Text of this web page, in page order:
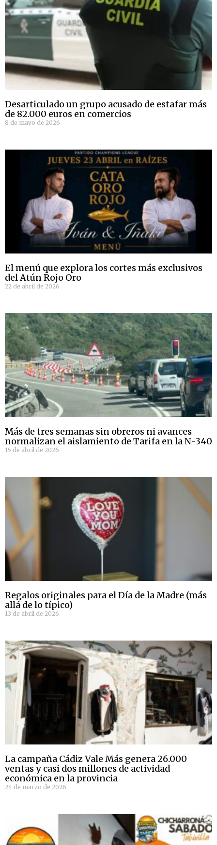
Desarticulado un grupo acusado de estafar más
de 82.000 euros en comercios
8 de mayo de 2026
El menú que explora los cortes más exclusivos
del Atún Rojo Oro
22 de abril de 2026
Más de tres semanas sin obreros ni avances
normalizan el aislamiento de Tarifa en la N-340
15 de abril de 2026
Regalos originales para el Día de la Madre (más
allá de lo típico)
13 de abril de 2026
La campaña Cádiz Vale Más genera 26.000
ventas y casi dos millones de actividad
económica en la provincia
24 de marzo de 2026